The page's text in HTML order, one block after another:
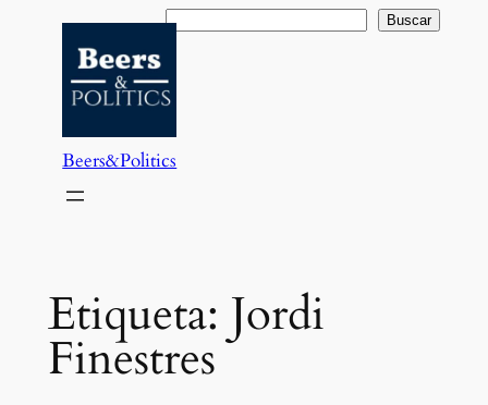
contenido
Buscar Buscar
Beers&Politics
Etiqueta: Jordi
Finestres